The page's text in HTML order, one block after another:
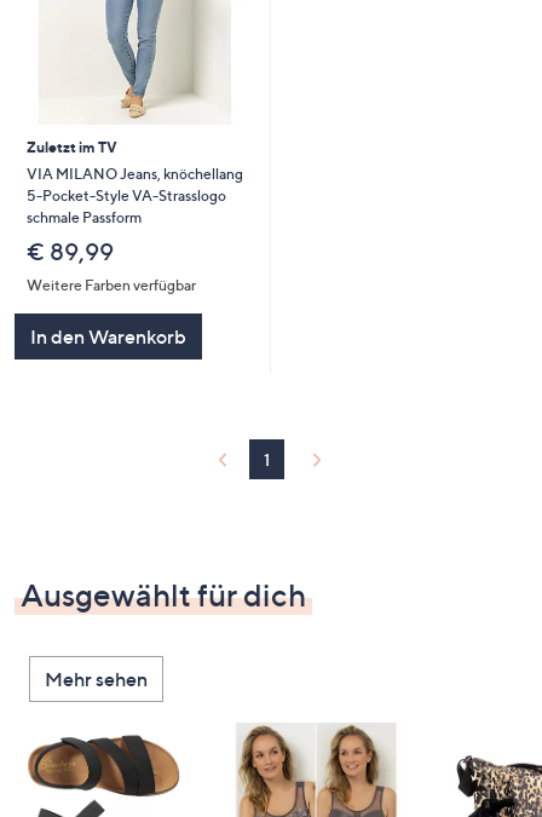
Zuletzt im TV
VIA MILANO Jeans, knöchellang
5-Pocket-Style VA-Strasslogo
schmale Passform
€ 89,99
Weitere Farben verfügbar
In den Warenkorb
1
Ausgewählt für dich
Mehr sehen